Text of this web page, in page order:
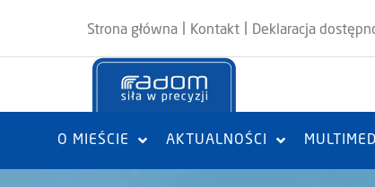
Strona główna Kontakt Deklaracja
O MIEŚCIE AKTUALNOŚCI